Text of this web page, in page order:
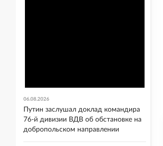
06.08.2026
Путин заслушал доклад командира
76-й дивизии ВДВ об обстановке на
добропольском направлении